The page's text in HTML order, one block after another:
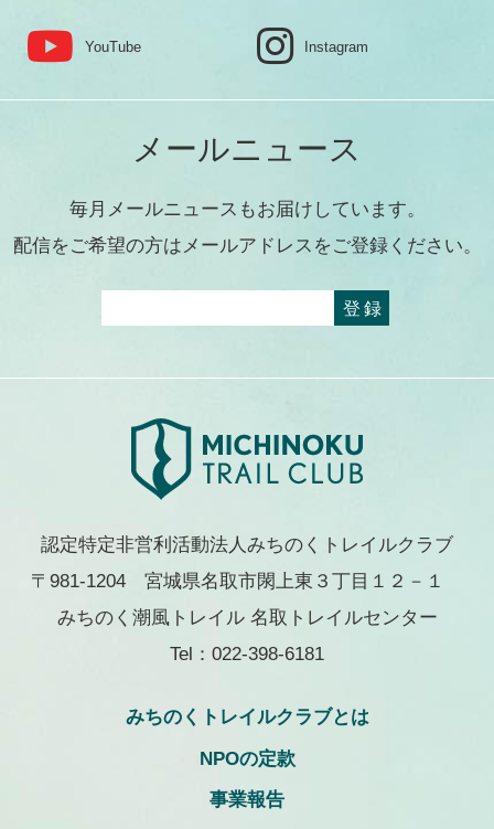
YouTube Instagram
メールニュース
毎月メールニュースもお届けしています。
配信をご希望の方はメールアドレスをご登録ください。
認定特定非営利活動法人みちのくトレイルクラブ
〒981-1204 宮城県名取市閖上東３丁目１２－１
みちのく潮風トレイル 名取トレイルセンター
Tel：022-398-6181
みちのくトレイルクラブとは
NPOの定款
事業報告